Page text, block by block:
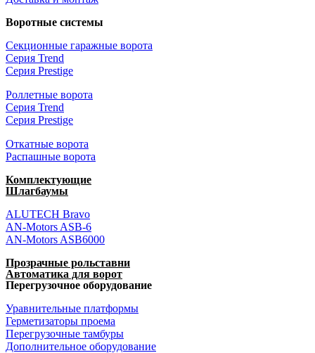
Воротные системы
Секционные гаражные ворота
Серия Trend
Серия Prestige
Роллетные ворота
Серия Trend
Серия Prestige
Откатные ворота
Распашные ворота
Комплектующие
Шлагбаумы
ALUTECH Bravo
AN-Motors ASB-6
AN-Motors ASB6000
Прозрачные рольставни
Автоматика для ворот
Перегрузочное оборудование
Уравнительные платформы
Герметизаторы проема
Перегрузочные тамбуры
Дополнительное оборудование